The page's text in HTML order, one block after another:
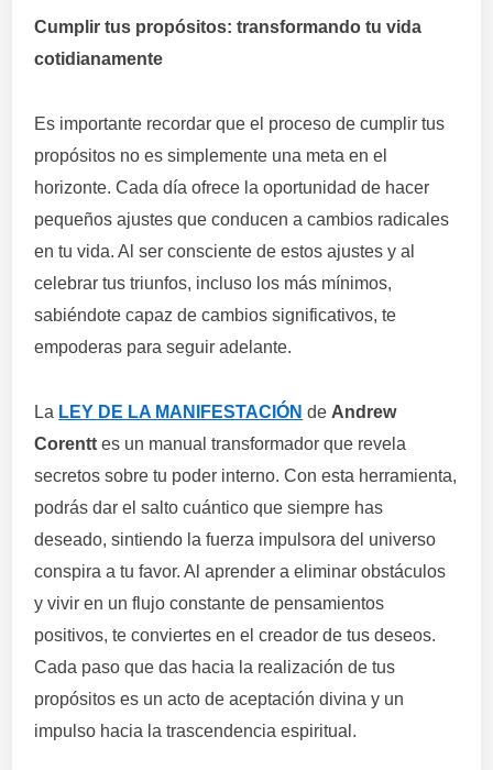
Cumplir tus propósitos: transformando tu vida
cotidianamente
Es importante recordar que el proceso de cumplir tus
propósitos no es simplemente una meta en el
horizonte. Cada día ofrece la oportunidad de hacer
pequeños ajustes que conducen a cambios radicales
en tu vida. Al ser consciente de estos ajustes y al
celebrar tus triunfos, incluso los más mínimos,
sabiéndote capaz de cambios significativos, te
empoderas para seguir adelante.
La LEY DE LA MANIFESTACIÓN de Andrew
Corentt es un manual transformador que revela
secretos sobre tu poder interno. Con esta herramienta,
podrás dar el salto cuántico que siempre has
deseado, sintiendo la fuerza impulsora del universo
conspira a tu favor. Al aprender a eliminar obstáculos
y vivir en un flujo constante de pensamientos
positivos, te conviertes en el creador de tus deseos.
Cada paso que das hacia la realización de tus
propósitos es un acto de aceptación divina y un
impulso hacia la trascendencia espiritual.